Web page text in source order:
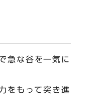
急な谷を一気に
をもって突き進